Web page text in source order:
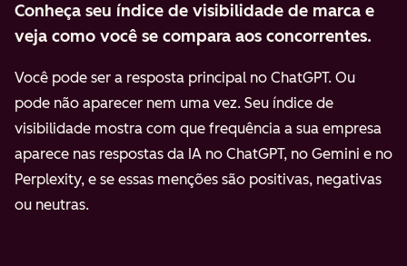
Conheça seu índice de visibilidade de marca e
veja como você se compara aos concorrentes.
Você pode ser a resposta principal no ChatGPT. Ou
pode não aparecer nem uma vez. Seu índice de
visibilidade mostra com que frequência a sua empresa
aparece nas respostas da IA no ChatGPT, no Gemini e no
Perplexity, e se essas menções são positivas, negativas
ou neutras.